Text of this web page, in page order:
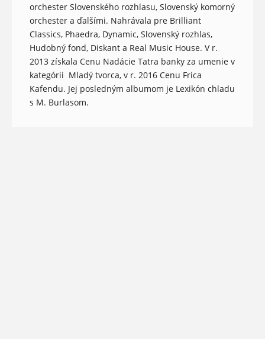
orchester Slovenského rozhlasu, Slovenský komorný
orchester a ďalšími. Nahrávala pre Brilliant
Classics, Phaedra, Dynamic, Slovenský rozhlas,
Hudobný fond, Diskant a Real Music House. V r.
2013 získala Cenu Nadácie Tatra banky za umenie v
kategórii Mladý tvorca, v r. 2016 Cenu Frica
Kafendu. Jej posledným albumom je Lexikón chladu
s M. Burlasom.